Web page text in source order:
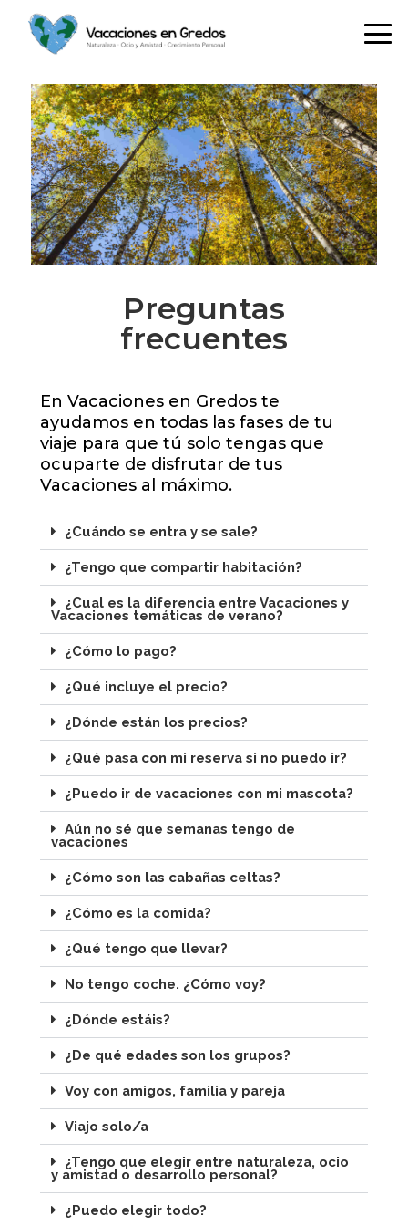
Saltar
principal
Saltar
contenido
Saltar
lateral
principal
Preguntas
frecuentes
En Vacaciones en Gredos te
ayudamos en todas las fases de tu
viaje para que tú solo tengas que
ocuparte de disfrutar de tus
Vacaciones al máximo.
¿Cuándo se entra y se sale?
¿Tengo que compartir habitación?
¿Cual es la diferencia entre Vacaciones y
Vacaciones temáticas de verano?
¿Cómo lo pago?
¿Qué incluye el precio?
¿Dónde están los precios?
¿Qué pasa con mi reserva si no puedo ir?
¿Puedo ir de vacaciones con mi mascota?
Aún no sé que semanas tengo de
vacaciones
¿Cómo son las cabañas celtas?
¿Cómo es la comida?
¿Qué tengo que llevar?
No tengo coche. ¿Cómo voy?
¿Dónde estáis?
¿De qué edades son los grupos?
Voy con amigos, familia y pareja
Viajo solo/a
¿Tengo que elegir entre naturaleza, ocio
y amistad o desarrollo personal?
¿Puedo elegir todo?